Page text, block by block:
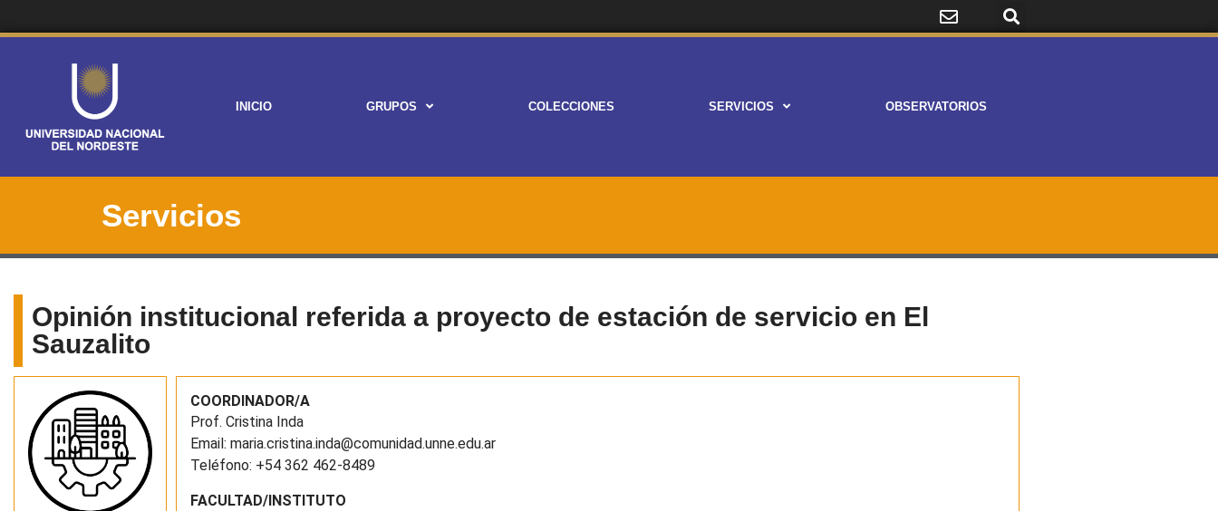
INICIO GRUPOS COLECCIONES SERVICIOS OBSERVATORIOS
Servicios
Opinión institucional referida a proyecto de estación de servicio en El
Sauzalito
COORDINADOR/A
Prof. Cristina Inda
Email: maria.cristina.inda@comunidad.unne.edu.ar
Teléfono: +54 362 462-8489
FACULTAD/INSTITUTO